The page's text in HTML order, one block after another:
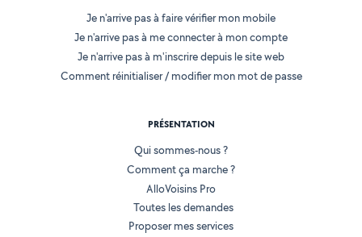
Je n'arrive pas à faire vérifier mon mobile
Je n'arrive pas à me connecter à mon compte
Je n'arrive pas à m'inscrire depuis le site web
Comment réinitialiser / modifier mon mot de passe
PRÉSENTATION
Qui sommes-nous ?
Comment ça marche ?
AlloVoisins Pro
Toutes les demandes
Proposer mes services